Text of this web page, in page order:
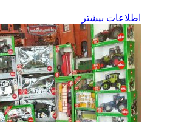
اطلاعات بیشتر